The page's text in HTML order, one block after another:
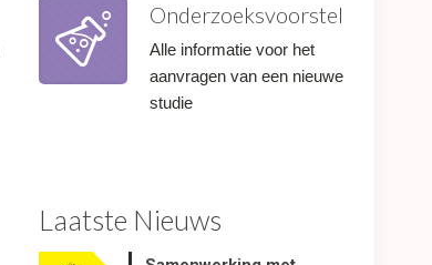
Onderzoeksvoorstel
Alle informatie voor het
aanvragen van een nieuwe
studie
Laatste Nieuws